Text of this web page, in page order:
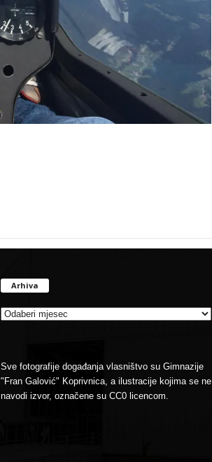
Arhiva
Sve fotografije događanja vlasništvo su Gimnazije
"Fran Galović" Koprivnica, a ilustracije kojima se ne
navodi izvor, označene su CC0 licencom.